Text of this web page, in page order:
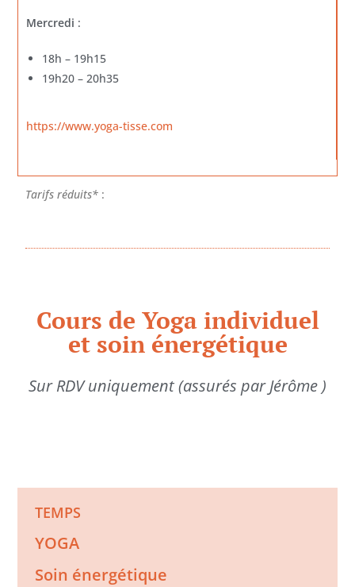
Mercredi :
18h – 19h15
19h20 – 20h35
https://www.yoga-tisse.com
Tarifs réduits* :
Cours de Yoga individuel
et soin énergétique
Sur RDV uniquement (assurés par Jérôme )
TEMPS
YOGA
Soin énergétique